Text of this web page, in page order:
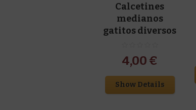
Calcetines
medianos
gatitos diversos
4,00 €
Show Details